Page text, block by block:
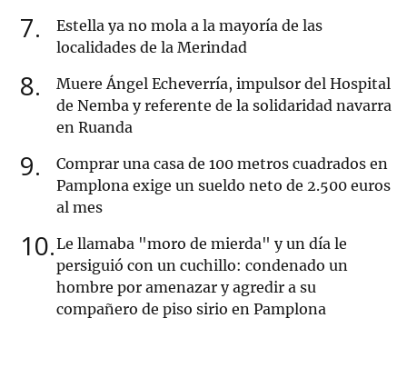
7
Estella ya no mola a la mayoría de las
localidades de la Merindad
8
Muere Ángel Echeverría, impulsor del Hospital
de Nemba y referente de la solidaridad navarra
en Ruanda
9
Comprar una casa de 100 metros cuadrados en
Pamplona exige un sueldo neto de 2.500 euros
al mes
10 Le llamaba "moro de mierda" y un día le
persiguió con un cuchillo: condenado un
hombre por amenazar y agredir a su
compañero de piso sirio en Pamplona